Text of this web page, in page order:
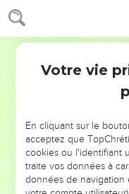
NE
ET SI LEURS
Votre vie
En cliquant sur le
acceptez que
cookies ou l'identifiant
traite vos données à
données de navigation